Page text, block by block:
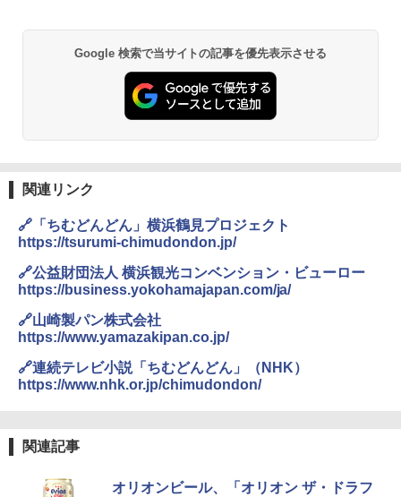
角瓶 2700ml サントリー ウイスキー ハ
イボール 大容量
白州 Story of the Distillery 2026 化粧箱
入 700ml
￥20,000
4
角ハイボール 350ml×24本 サントリー ウ
イスキー ハイボール 缶
￥4,919
【公式】ブタメン とんこつ味 35g×15個
麺 小腹 インスタント アウトドアにも ロ
ーリングストック 大人買い おやつカン
パニー
￥1,288
し 塩らーめん 108g×10袋 保存食 備蓄
4
カップヌードル カップヌードルPRO シ
ーフードヌードル 高たんぱく&低糖質 さ
らに塩分控えめ 78g×12個
ップ麺 78g×20個
￥29,582
[山善] スチームオーブンレンジ 25L 一人
暮らし 二人暮らし フラットテーブル ス
チーム調理 自動メニュー19種搭載 角皿
[山善] スチームオーブンレンジ 省エネ
高効率 15L 一人暮らし 二人暮らし スチ
ーム調理 フラットテーブル トースト機
能 自動メニュー33種 簡単お手入れ ブラ
ック YRZ-WF150TV(B)
￥26,800
らし ファミリー
Google 検索で当サイトの記事を優先表示させる
関連リンク
🔗「ちむどんどん」横浜鶴見プロジェクト
https://tsurumi-chimudondon.jp/
🔗公益財団法人 横浜観光コンベンション・ビューロー
https://business.yokohamajapan.com/ja/
🔗山崎製パン株式会社
https://www.yamazakipan.co.jp/
🔗連続テレビ小説「ちむどんどん」（NHK）
https://www.nhk.or.jp/chimudondon/
関連記事
オリオンビール、「オリオン ザ・ドラフ